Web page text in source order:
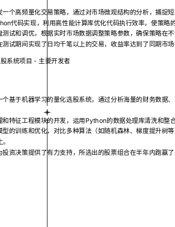
一个高频量化交易策略，通过对市场微观结构的分析，捕捉
代码实现，利用高性能计算库优化代码执行效率，使策略
测试和调优，根据实时市场数据调整策略参数，确保策略在
测试期间实现了日均千笔以上的交易，收益率达到了同期市
系统项目 - 主要开发者
个基于机器学习的量化选股系统，通过分析海量的财务数据
和特征工程模块的开发，运用Python的数据处理库清洗和整
型的训练和优化，对比多种算法（如随机森林、梯度提升树
投资决策提供了有力支持，所选出的股票组合在半年内跑赢